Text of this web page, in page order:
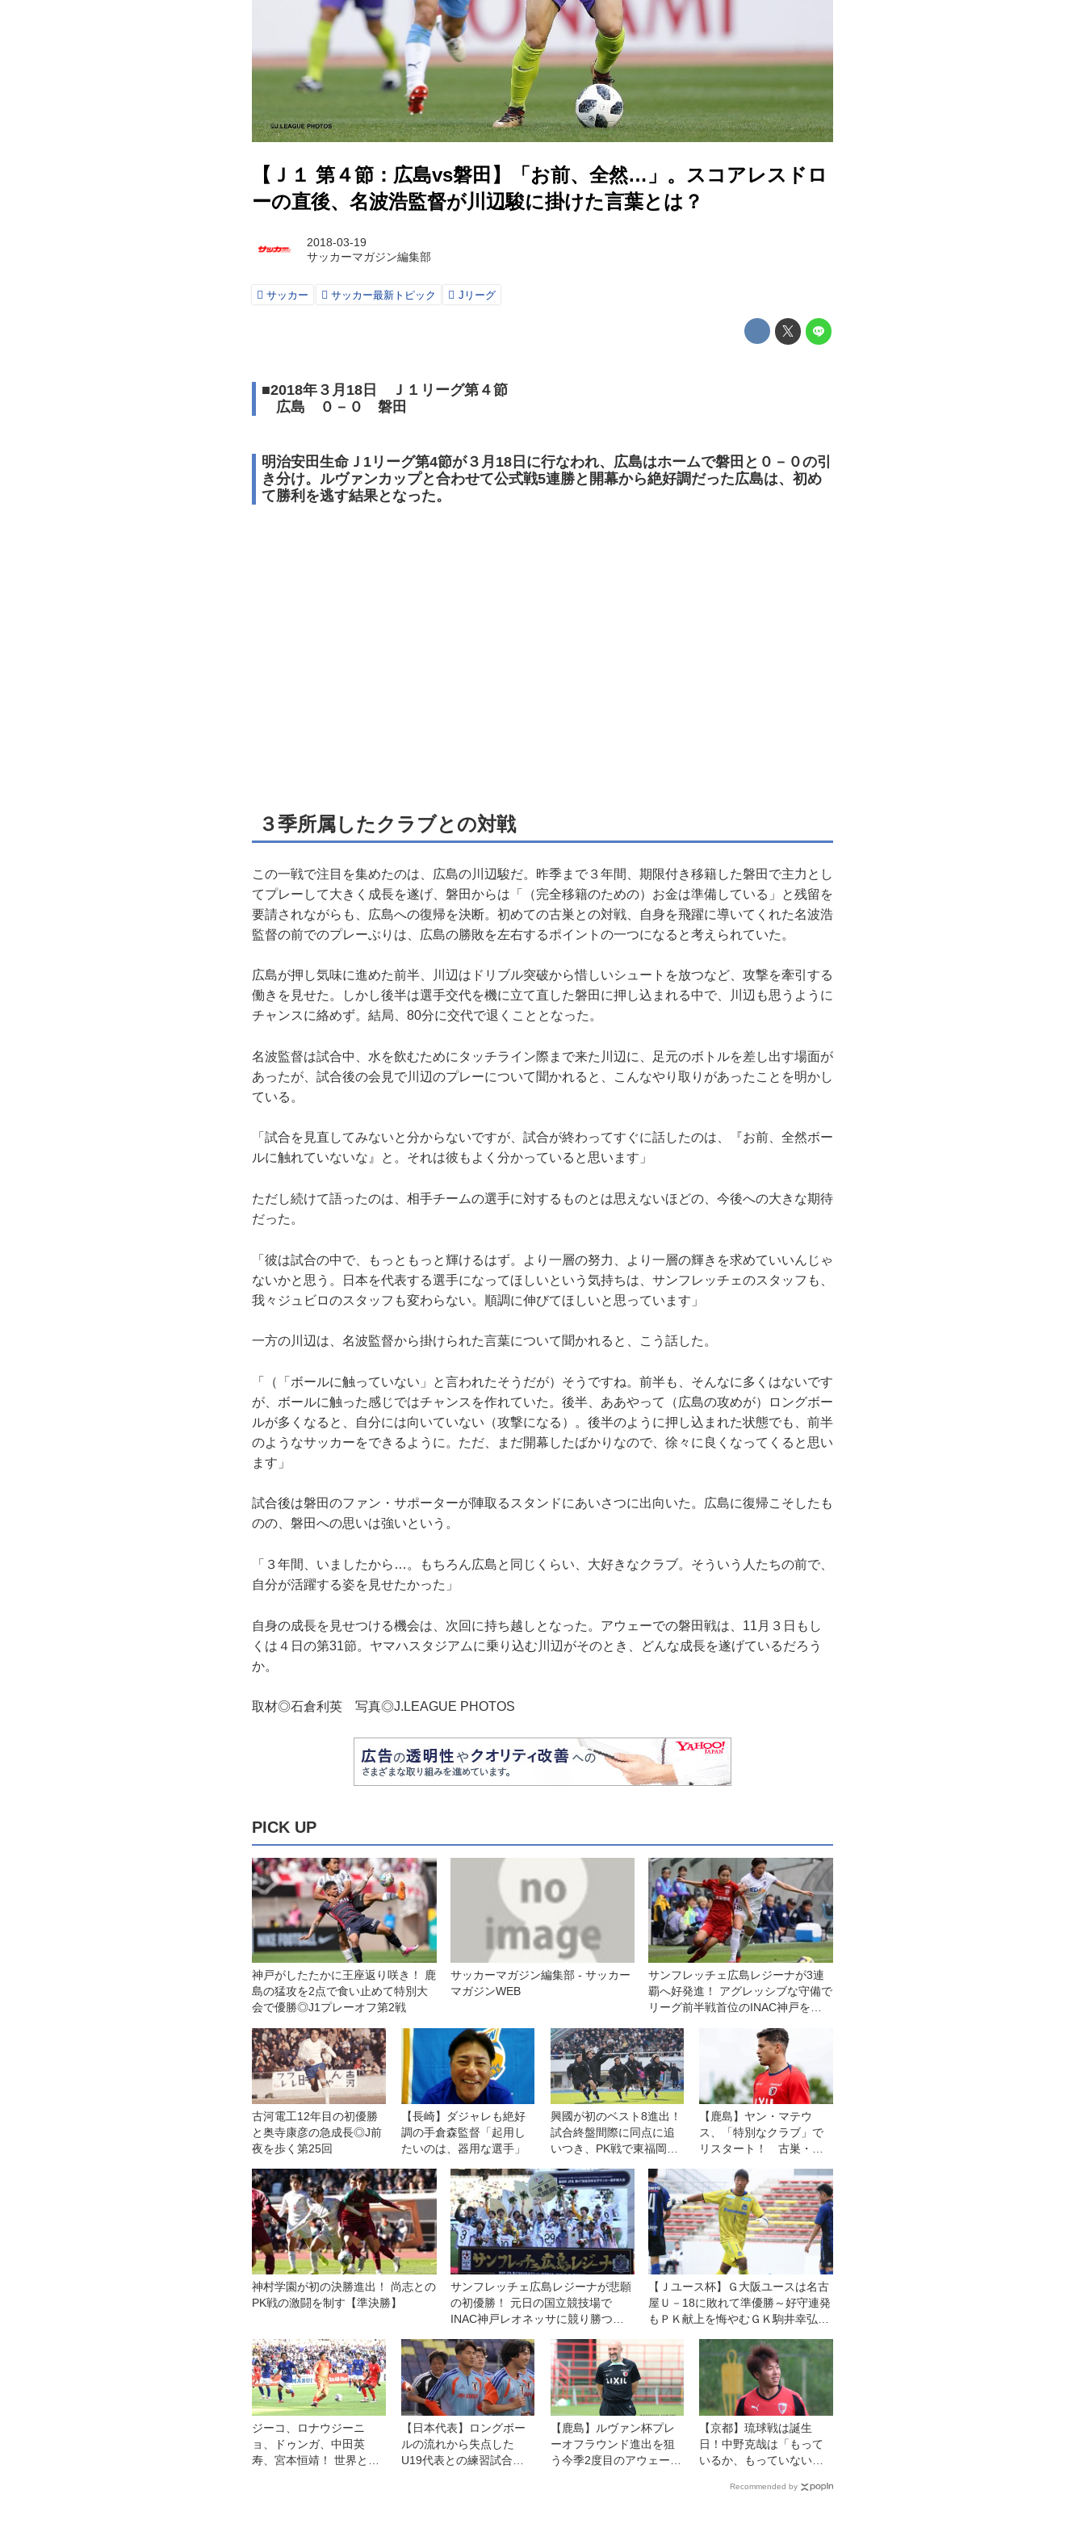
【Ｊ１ 第４節：広島vs磐田】「お前、全然…」。スコアレスドロ
ーの直後、名波浩監督が川辺駿に掛けた言葉とは？
2018-03-19
サッカーマガジン編集部
サッカー サッカー最新トピック Jリーグ
■2018年３月18日 Ｊ１リーグ第４節
広島 ０－０ 磐田
明治安田生命Ｊ1リーグ第4節が３月18日に行なわれ、広島はホームで磐田と０－０の引
き分け。ルヴァンカップと合わせて公式戦5連勝と開幕から絶好調だった広島は、初め
て勝利を逃す結果となった。
３季所属したクラブとの対戦
この一戦で注目を集めたのは、広島の川辺駿だ。昨季まで３年間、期限付き移籍した磐田で主力とし
てプレーして大きく成長を遂げ、磐田からは「（完全移籍のための）お金は準備している」と残留を
要請されながらも、広島への復帰を決断。初めての古巣との対戦、自身を飛躍に導いてくれた名波浩
監督の前でのプレーぶりは、広島の勝敗を左右するポイントの一つになると考えられていた。
広島が押し気味に進めた前半、川辺はドリブル突破から惜しいシュートを放つなど、攻撃を牽引する
働きを見せた。しかし後半は選手交代を機に立て直した磐田に押し込まれる中で、川辺も思うように
チャンスに絡めず。結局、80分に交代で退くこととなった。
名波監督は試合中、水を飲むためにタッチライン際まで来た川辺に、足元のボトルを差し出す場面が
あったが、試合後の会見で川辺のプレーについて聞かれると、こんなやり取りがあったことを明かし
ている。
「試合を見直してみないと分からないですが、試合が終わってすぐに話したのは、『お前、全然ボー
ルに触れていないな』と。それは彼もよく分かっていると思います」
ただし続けて語ったのは、相手チームの選手に対するものとは思えないほどの、今後への大きな期待
だった。
「彼は試合の中で、もっともっと輝けるはず。より一層の努力、より一層の輝きを求めていいんじゃ
ないかと思う。日本を代表する選手になってほしいという気持ちは、サンフレッチェのスタッフも、
我々ジュビロのスタッフも変わらない。順調に伸びてほしいと思っています」
一方の川辺は、名波監督から掛けられた言葉について聞かれると、こう話した。
「（「ボールに触っていない」と言われたそうだが）そうですね。前半も、そんなに多くはないです
が、ボールに触った感じではチャンスを作れていた。後半、ああやって（広島の攻めが）ロングボー
ルが多くなると、自分には向いていない（攻撃になる）。後半のように押し込まれた状態でも、前半
のようなサッカーをできるように。ただ、まだ開幕したばかりなので、徐々に良くなってくると思い
ます」
試合後は磐田のファン・サポーターが陣取るスタンドにあいさつに出向いた。広島に復帰こそしたも
のの、磐田への思いは強いという。
「３年間、いましたから…。もちろん広島と同じくらい、大好きなクラブ。そういう人たちの前で、
自分が活躍する姿を見せたかった」
自身の成長を見せつける機会は、次回に持ち越しとなった。アウェーでの磐田戦は、11月３日もし
くは４日の第31節。ヤマハスタジアムに乗り込む川辺がそのとき、どんな成長を遂げているだろう
か。
取材◎石倉利英 写真◎J.LEAGUE PHOTOS
PICK UP
神戸がしたたかに王座返り咲き！ 鹿
島の猛攻を2点で食い止めて特別大
会で優勝◎J1プレーオフ第2戦
サッカーマガジン編集部 - サッカー
マガジンWEB
サンフレッチェ広島レジーナが3連
覇へ好発進！ アグレッシブな守備で
リーグ前半戦首位のINAC神戸を下
古河電工12年目の初優勝
と奥寺康彦の急成長◎J前
夜を歩く第25回
【長崎】ダジャレも絶好
調の手倉森監督「起用し
たいのは、器用な選手」
興國が初のベスト8進出！
試合終盤間際に同点に追
いつき、PK戦で東福岡を
【鹿島】ヤン・マテウ
ス、「特別なクラブ」で
リスタート！ 古巣・横
は「感情的な試合にな
る」が「勝利を求めた
い！」
神村学園が初の決勝進出！ 尚志との
PK戦の激闘を制す【準決勝】
サンフレッチェ広島レジーナが悲願
の初優勝！ 元日の国立競技場で
INAC神戸レオネッサに競り勝つ◎
【Ｊユース杯】Ｇ大阪ユースは名古
屋Ｕ－18に敗れて準優勝～好守連発
もＰＫ献上を悔やむＧＫ駒井幸弘
った」
ジーコ、ロナウジーニ
ョ、ドゥンガ、中田英
寿、宮本恒靖！ 世界と日
【日本代表】ロングボー
ルの流れから失点した
U19代表との練習試合に
【鹿島】ルヴァン杯プレ
ーオフラウンド進出を狙
う今季2度目のアウェー町
【京都】琉球戦は誕生
日！中野克哉は「もって
いるか、もっていない
Recommended by